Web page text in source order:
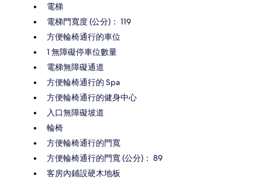
電梯
電梯門寬度 (公分)： 119
方便輪椅通行的車位
1 無障礙停車位數量
電梯無障礙通道
方便輪椅通行的 Spa
方便輪椅通行的健身中心
入口無障礙坡道
輪椅
方便輪椅通行的門寬
方便輪椅通行的門寬 (公分)： 89
客房內鋪設硬木地板